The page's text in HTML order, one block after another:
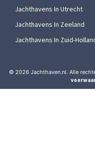
Jachthavens In Utrecht
Jachthavens In Zeeland
Jachthavens In Zuid-
© 2026 Jachthaven.nl. Alle